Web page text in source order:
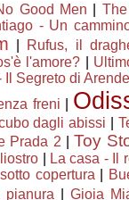
Good Men
- Un
Rufus, il
l'amore?
Il Segreto di
freni
dagli abissi |
Prada 2 Toy
La casa - Il
copertura
pianura |Gioia